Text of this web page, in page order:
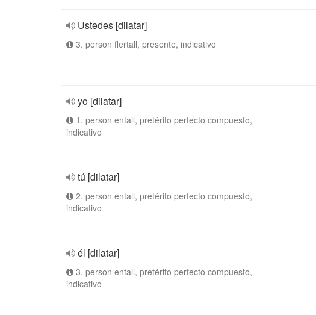
Ustedes [dilatar]
3. person flertall, presente, indicativo
yo [dilatar]
1. person entall, pretérito perfecto compuesto,
indicativo
tú [dilatar]
2. person entall, pretérito perfecto compuesto,
indicativo
él [dilatar]
3. person entall, pretérito perfecto compuesto,
indicativo